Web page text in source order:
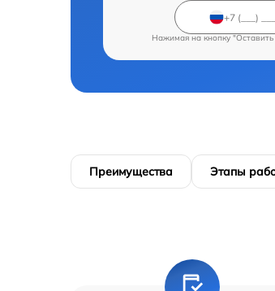
Нажимая на кнопку
Преимущества Этапы